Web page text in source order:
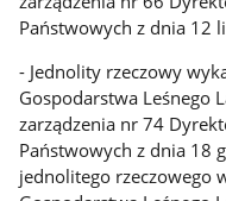
Państwowych z dnia 12
- Jednolity rzeczowy
Gospodarstwa Leśnego
zarządzenia nr 74
Państwowych z dnia 18
jednolitego rzeczowego